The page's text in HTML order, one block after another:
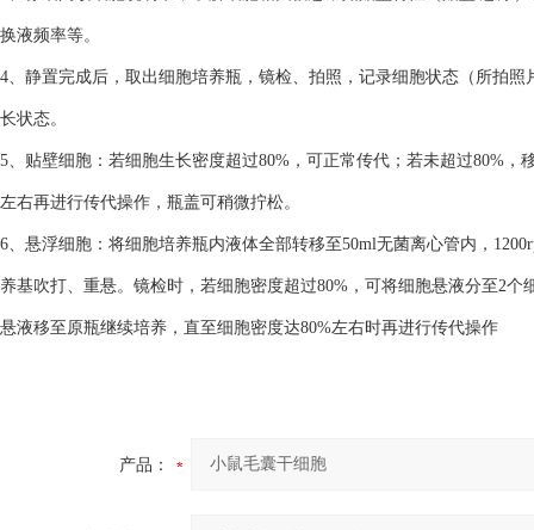
换液频率等。
4、静置完成后，取出细胞培养瓶，镜检、拍照，记录细胞状态（所拍
长状态。
5、贴壁细胞：若细胞生长密度超过80%，可正常传代；若未超过80%
左右再进行传代操作，瓶盖可稍微拧松。
6、悬浮细胞：将细胞培养瓶内液体全部转移至50ml无菌离心管内，
养基吹打、重悬。镜检时，若细胞密度超过80%，可将细胞悬液分至2
悬液移至原瓶继续培养，直至细胞密度达80%左右时再进行传代操作
产品：